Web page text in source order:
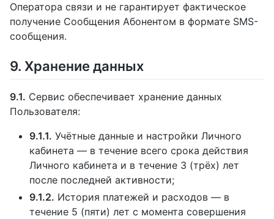
Оператора связи и не гарантирует фактическое
получение Сообщения Абонентом в формате SMS-
сообщения.
9. Хранение данных
9.1. Сервис обеспечивает хранение данных
Пользователя:
9.1.1. Учётные данные и настройки Личного
кабинета — в течение всего срока действия
Личного кабинета и в течение 3 (трёх) лет
после последней активности;
9.1.2. История платежей и расходов — в
течение 5 (пяти) лет с момента совершения